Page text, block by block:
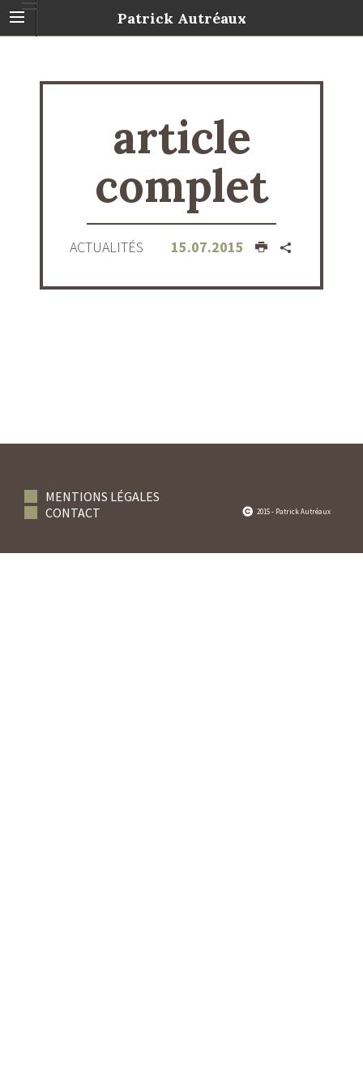
Patrick Autréaux
article
complet
ACTUALITÉS 15.07.2015
2015 - Patrick Autréaux
MENTIONS LÉGALES
CONTACT